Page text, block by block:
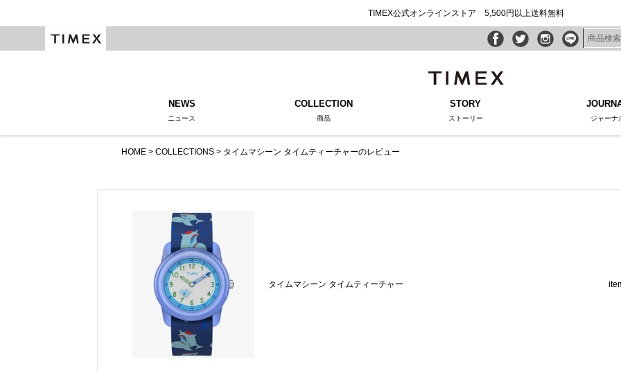
TIMEX公式オンラインストア 5,500円以上送料無料
NEWS
ニュース
COLLECTION
商品
STORY
ストーリー ジャーナ
HOME COLLECTIONS タイムマシーン タイムティーチャーのレビュー
タイムマシーン タイムティーチャー